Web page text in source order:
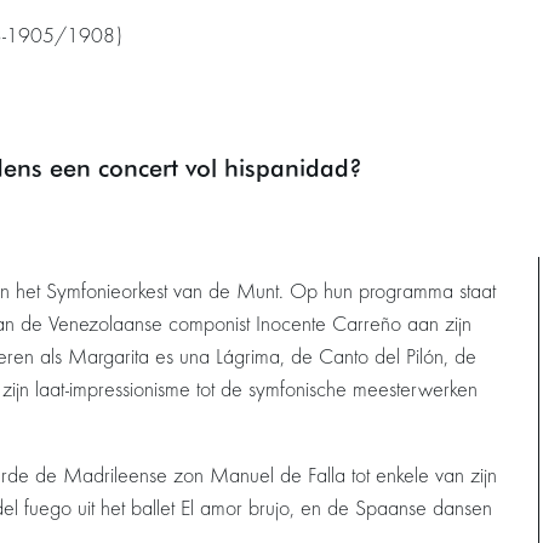
1905/1908)
een concert vol hispanidad?
Symfonieorkest van de Munt. Op hun programma staat
de Venezolaanse componist Inocente Carreño aan zijn
als Margarita es una Lágrima, de Canto del Pilón, de
laat-impressionisme tot de symfonische meesterwerken
de Madrileense zon Manuel de Falla tot enkele van zijn
fuego uit het ballet El amor brujo, en de Spaanse dansen